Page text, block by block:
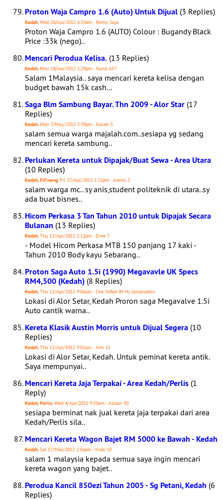
Proton Waja Campro 1.6 (Auto) Untuk Dijual (3 Replies)
Kedah, Wed 20/Jun/2012 6:19am - Remy Saja
Proton Waja Campro 1.6 (AUTO) Colour : Bugandy Black
Price :33k (nego)..
Mencari Perodua Kelisa. (13 Replies)
Kedah, Mon 18/Jun/2012 1:29pm - Nurul 657
Salam 1Malaysia.. saya mencari kereta kelisa dengan
budget bawah 15k cash...
Saga Blm Sambung Bayar. Thn 2009 - Alor Star (17
Replies)
Kedah, Mon 7/May/2012 2:39pm - Kaizer 5
salam semua warga majalah.com..sesiapa yg sedang
mencari kereta sambung..
Perlukan Kereta untuk Dipajak/Buat Sewa - Area Utara
(10 Replies)
Kedah, P.Pinang, Fri 27/Apr/2012 1:21pm - Arenis 2
salam warga mc.. sy anis,student politeknik di utara..sy
ada buat bisnes..
Hicom Perkasa 3 Tan Tahun 2010 untuk Dipajak Secara
Bulanan (13 Replies)
Kedah, Thu 12/Apr/2012 2:12pm - Dme 7
- Model Hicom Perkasa MTB 150 panjang 17 kaki -
Tahun 2010 Body kayu Sebarang..
Proton Saga Auto 1.5i (1990) Megavavle UK Specs
RM4,500 (Kedah) (8 Replies)
Kedah, Thu 12/Apr/2012 9:06am - Che Sofiah Bt Hj Jamaluddin
Lokasi di Alor Setar, Kedah Proron saga Megavalve 1.5i
Auto cantik warna..
Kereta Klasik Austin Morris untuk Dijual Segera (10
Replies)
Kedah, Thu 12/Apr/2012 9:02am - Ami 11
Lokasi di Alor Setar, Kedah. Untuk peminat kereta antik.
Saya mempunyai..
Mencari Kereta Jaja Terpakai - Area Kedah/Perlis (1
Reply)
Kedah, Perlis, Wed 4/Apr/2012 9:33am - Azizan 30
sesiapa berminat nak jual kereta jaja terpakai dari area
Kedah/Perlis sila..
Mencari Kereta Wagon Bajet RM 5000 ke Bawah - Kedah
Kedah, Sat 17/Mar/2012 2:56pm - Nida 10
salam 1 malaysia kepada semua saya ingin mencari
kereta wagon yang bajet..
Perodua Kancil 850ezi Tahun 2005 - Sg Petani, Kedah (6
Replies)